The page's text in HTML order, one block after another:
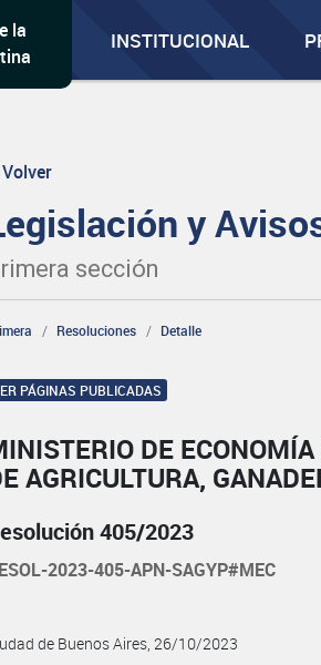
la
INSTITUCIONAL
Volver
y
sección
Resoluciones Detalle
PÁGINAS PUBLICADAS
DE
AGRICULTURA,
405/2023
2023-405-APN-SAGYP#MEC
de Buenos Aires, 26/10/2023